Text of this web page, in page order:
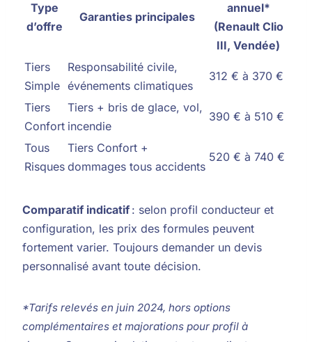
Type
d’offre
Garanties principales
annuel*
(Renault Clio
III, Vendée)
Tiers
Simple
Responsabilité civile,
événements climatiques
312 € à 370 €
Tiers
Confort
Tiers + bris de glace, vol,
incendie
390 € à 510 €
Tous
Risques
Tiers Confort +
dommages tous accidents
520 € à 740 €
Comparatif indicatif : selon profil conducteur et
configuration, les prix des formules peuvent
fortement varier. Toujours demander un devis
personnalisé avant toute décision.
*Tarifs relevés en juin 2024, hors options
complémentaires et majorations pour profil à